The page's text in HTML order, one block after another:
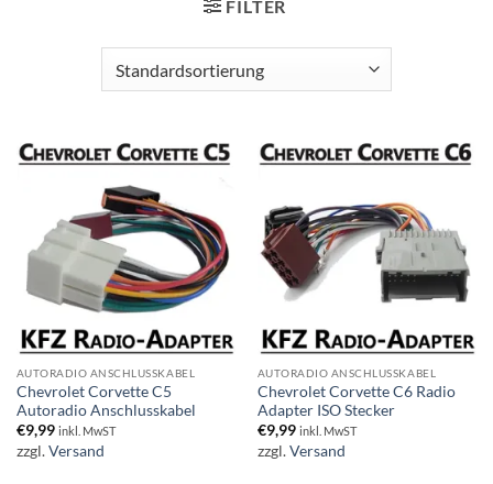
FILTER
AUTORADIO ANSCHLUSSKABEL
Chevrolet Corvette C5
Autoradio Anschlusskabel
€9,99 inkl. MwST
zzgl.Versand
AUTORADIO ANSCHLUSSKABEL
Chevrolet Corvette C6 Radio
Adapter ISO Stecker
€9,99 inkl. MwST
zzgl.Versand